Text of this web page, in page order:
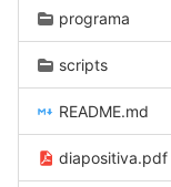
programa
scripts
README.md
diapositiva.pdf